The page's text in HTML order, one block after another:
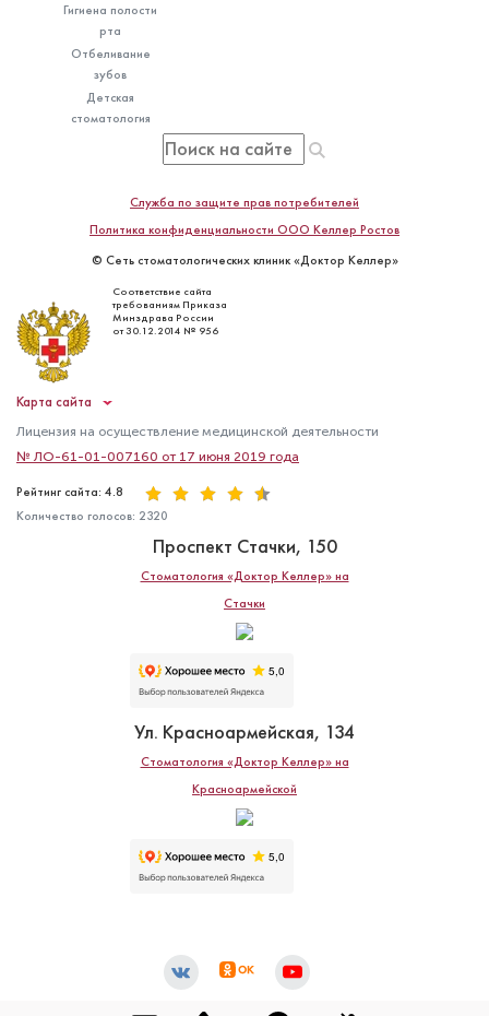
Гигиена полости
рта
Отбеливание
зубов
Детская
стоматология
Служба по защите прав потребителей
Политика конфиденциальности ООО Келлер Ростов
© Сеть стоматологических клиник «Доктор Келлер»
Соответствие сайта
требованиям Приказа
Минздрава России
от 30.12.2014 № 956
Карта сайта
Лицензия на осуществление медицинской деятельности
№ ЛО-61-01-007160 от 17 июня 2019 года
Рейтинг сайта: 4.8
Количество голосов: 2320
Проспект Стачки, 150
Стоматология «Доктор Келлер» на
Стачки
Ул. Красноармейская, 134
Стоматология «Доктор Келлер» на
Красноармейской